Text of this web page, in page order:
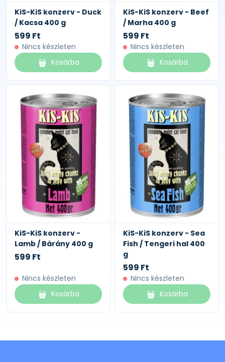
KiS-KiS konzerv - Duck
/ Kacsa 400 g
599 Ft
Nincs készleten
Kosárba
KiS-KiS konzerv - Beef
/ Marha 400 g
599 Ft
Nincs készleten
Kosárba
KiS-KiS konzerv -
Lamb / Bárány 400 g
599 Ft
Nincs készleten
Kosárba
KiS-KiS konzerv - Sea
Fish / Tengeri hal 400
g
599 Ft
Nincs készleten
Kosárba